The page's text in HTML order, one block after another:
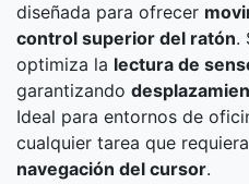
diseñada para ofrecer
control superior del ratón.
optimiza la lectura de
garantizando
Ideal para entornos de
cualquier tarea que requiera
navegación del cursor.